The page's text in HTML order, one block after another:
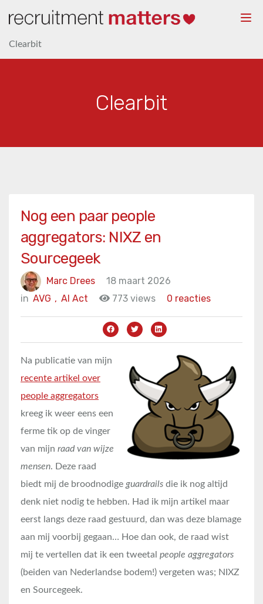
Clearbit
Clearbit
Nog een paar people
aggregators: NIXZ en
Sourcegeek
Marc Drees
18 maart 2026
in
AI Act
AVG , 773 views 0 reacties
Na publicatie van mijn
recente artikel over
people aggregators
kreeg ik weer eens een
ferme tik op de vinger
van mijn raad van wijze
mensen. Deze raad
biedt mij de broodnodige guardrails die ik nog altijd
denk niet nodig te hebben. Had ik mijn artikel maar
eerst langs deze raad gestuurd, dan was deze blamage
aan mij voorbij gegaan… Hoe dan ook, de raad wist
mij te vertellen dat ik een tweetal people aggregators
(beiden van Nederlandse bodem!) vergeten was; NIXZ
en Sourcegeek.